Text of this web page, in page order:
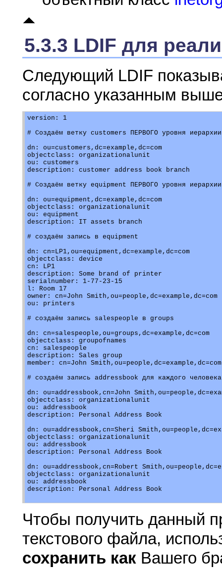
5.3.3 LDIF для
Следующий LDIF
согласно указанным
version: 1
# Создаём ветку customers ПЕРВОГО уровня иерархии
dn: ou=customers,dc=example,dc=com
objectclass: organizationalunit
ou: customers
description: customer address book branch
# Создаём ветку equipment ПЕРВОГО уровня иерархии
dn: ou=equipment,dc=example,dc=com
objectclass: organizationalunit
ou: equipment
description: IT assets branch
# создаём запись в equipment
dn: cn=LP1,ou=equipment,dc=example,dc=com
objectclass: device
cn: LP1
description: Some brand of printer
serialnumber: 1-77-23-15
l: Room 17
owner: cn=John Smith,ou=people,dc=example,dc=com
ou: printers
# создаём запись salespeople в groups
dn: cn=salespeople,ou=groups,dc=example,dc=com
objectclass: groupofnames
cn: salespeople
description: Sales group
member: cn=John Smith,ou=people,dc=example,dc=com
# создаём запись addressbook для каждого человека
dn: ou=addressbook,cn=John
objectclass: organizationalunit
ou: addressbook
description: Personal Address Book
dn: ou=addressbook,cn=Sheri
objectclass: organizationalunit
ou: addressbook
description: Personal Address Book
dn: ou=addressbook,cn=Robert
objectclass: organizationalunit
ou: addressbook
description: Personal Address Book
Чтобы получить данный
текстового файла,
сохранить как Вашего